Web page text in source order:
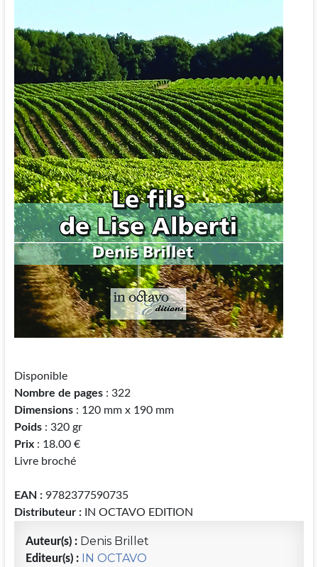
Disponible
Nombre de pages: 322
Dimensions: 120 mm x 190 mm
Poids: 320 gr
Prix: 18.00 €
Livre broché
EAN :9782377590735
Distributeur :IN OCTAVO EDITION
Auteur(s) : Denis Brillet
Editeur(s) : IN OCTAVO